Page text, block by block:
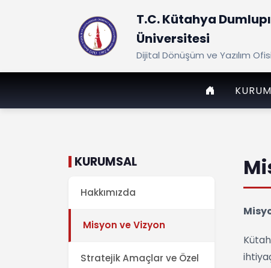
T.C. Kütahya
Üniversitesi
Dijital Dönüşüm ve Yazılım
ANASAYFA
KURUMSAL
Hakkımızda
Misyon ve Vizyon
Stratejik Amaçlar ve Özel